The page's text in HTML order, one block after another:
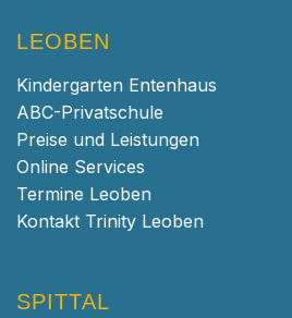
LEOBEN
Kindergarten Entenhaus
ABC-Privatschule
Preise und Leistungen
Online Services
Termine Leoben
Kontakt Trinity Leoben
SPITTAL